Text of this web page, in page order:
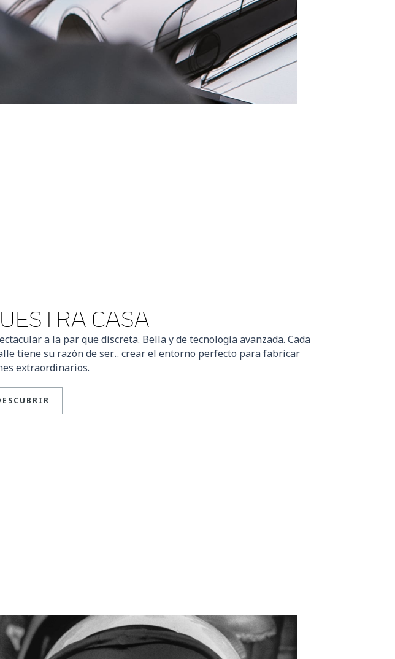
CASA
a la par que discreta. Bella y de tecnología avanzada. Cada
tiene su razón de ser… crear el entorno perfecto para fabricar
extraordinarios.